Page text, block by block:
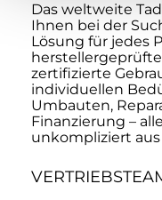
Das weltweite
Ihnen bei der
Lösung für jedes
zertifizierte
individuellen
Umbauten,
Finanzierung –
unkompliziert